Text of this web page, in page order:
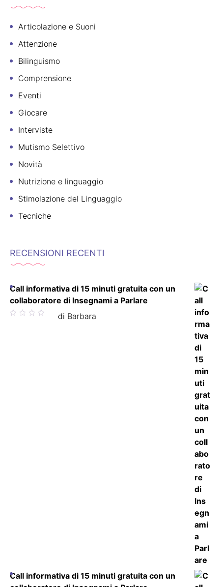
Articolazione e Suoni
Attenzione
Bilinguismo
Comprensione
Eventi
Giocare
Interviste
Mutismo Selettivo
Novità
Nutrizione e linguaggio
Stimolazione del Linguaggio
Tecniche
RECENSIONI RECENTI
Call informativa di 15 minuti gratuita con un
collaboratore di Insegnami a Parlare
Valutato di Barbara
Call informativa di 15 minuti gratuita con un